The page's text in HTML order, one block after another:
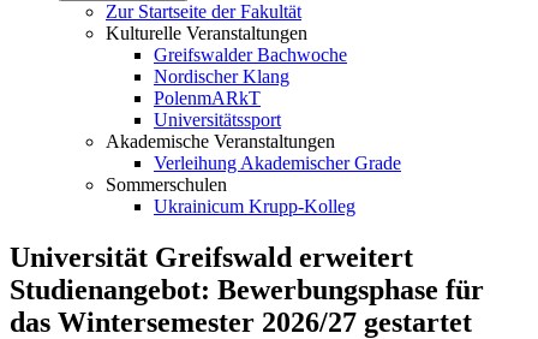
Zur Startseite der Fakultät
Kulturelle Veranstaltungen
Greifswalder Bachwoche
Nordischer Klang
PolenmARkT
Universitätssport
Akademische Veranstaltungen
Verleihung Akademischer Grade
Sommerschulen
Ukrainicum Krupp-Kolleg
Universität Greifswald erweitert
Studienangebot: Bewerbungsphase für
das Wintersemester 2026/27 gestartet